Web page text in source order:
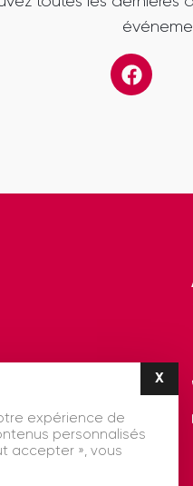
expérience de
personnalisés
accepter », vous
X